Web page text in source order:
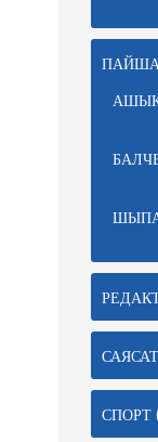
САЯСАТ
СПОРТ